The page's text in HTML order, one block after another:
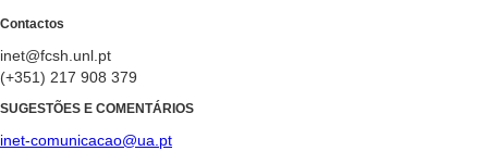
Contactos
inet@fcsh.unl.pt
(+351) 217 908 379
SUGESTÕES E COMENTÁRIOS
inet-comunicacao@ua.pt